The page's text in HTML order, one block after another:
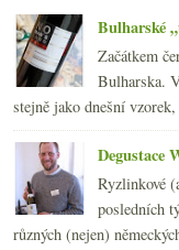
►2010(249)
►2009(249)
►2008(270)
►2007(108)
Bulharské
Začátkem
Bulharska.
stejně jako dnešní
Degustace
Ryzlinkové
posledních
různých (nejen)